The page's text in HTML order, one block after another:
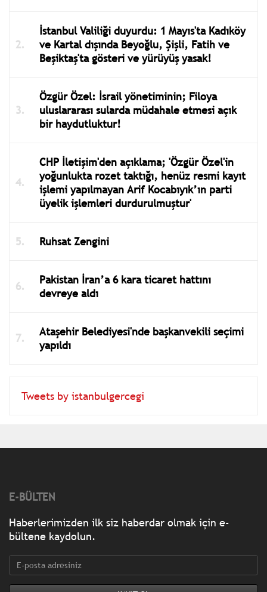
İstanbul Valiliği duyurdu: 1 Mayıs'ta Kadıköy
ve Kartal dışında Beyoğlu, Şişli, Fatih ve
Beşiktaş'ta gösteri ve yürüyüş yasak!
Özgür Özel: İsrail yönetiminin; Filoya
uluslararası sularda müdahale etmesi açık
bir haydutluktur!
CHP İletişim'den açıklama; 'Özgür Özel'in
yoğunlukta rozet taktığı, henüz resmi kayıt
işlemi yapılmayan Arif Kocabıyık’ın parti
üyelik işlemleri durdurulmuştur'
Ruhsat Zengini
Pakistan İran’a 6 kara ticaret hattını
devreye aldı
Ataşehir Belediyesi'nde başkanvekili seçimi
yapıldı
Tweets by istanbulgercegi
E-BÜLTEN
Haberlerimizden ilk siz haberdar olmak için e-
bültene kaydolun.